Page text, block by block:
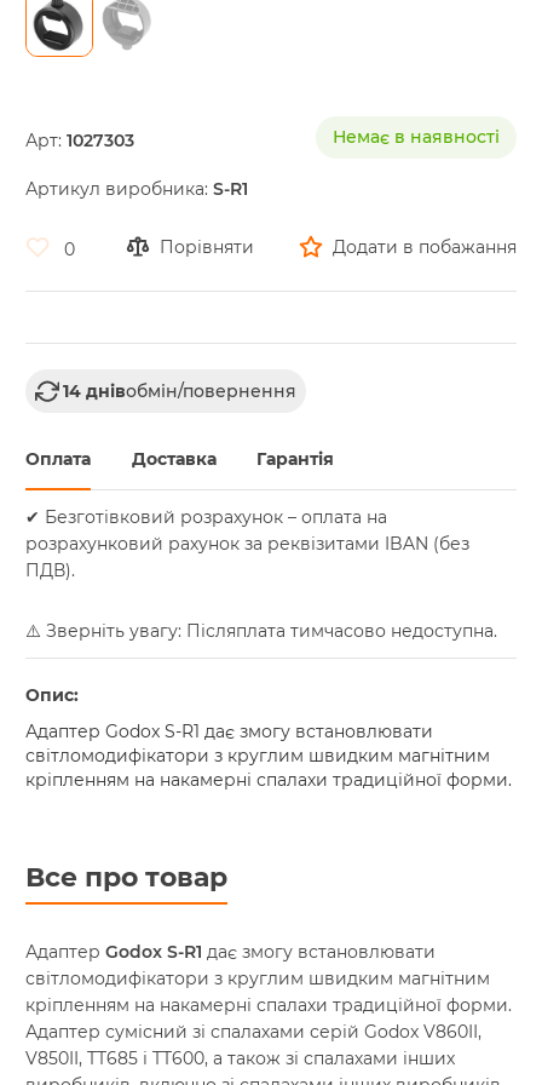
beginning
the
gallery
Арт: 1027303
Артикул виробника: S-R1
Немає в наявності
Порівняти Додати в побажання
0
14 днівобмін/повернення
Оплата Доставка Гарантія
✔ Безготівковий розрахунок – оплата на
розрахунковий рахунок за реквізитами IBAN (без
ПДВ).
⚠️ Зверніть увагу: Післяплата тимчасово недоступна.
Опис:
Адаптер Godox S-R1 дає змогу встановлювати
світломодифікатори з круглим швидким магнітним
кріпленням на накамерні спалахи традиційної форми.
Все про товар
Адаптер Godox S-R1 дає змогу встановлювати
світломодифікатори з круглим швидким магнітним
кріпленням на накамерні спалахи традиційної форми.
Адаптер сумісний зі спалахами серій Godox V860II,
V850II, TT685 і TT600, а також зі спалахами інших